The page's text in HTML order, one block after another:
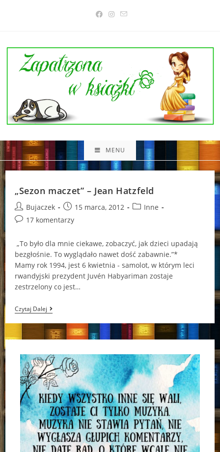
MENU
„Sezon maczet” – Jean Hatzfeld
Post
author:
Bujaczek
Post
published:
15 marca, 2012
PostInne
Post17 komentarzy
„To było dla mnie ciekawe, zobaczyć, jak dzieci upadają
bezgłośnie. To wyglądało nawet dość zabawnie.”*
Mamy rok 1994, jest 6 kwietnia - samolot, w którym leci
rwandyjski prezydent Juvén Habyariman zostaje
zestrzelony co jest…
Czytaj Dalej„Sezon
Maczet”
–
Jean
Hatzfeld